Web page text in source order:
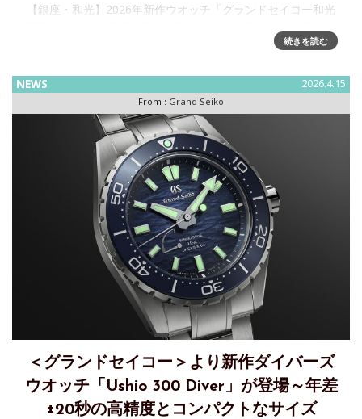
【銀座・和光】2026年新作ウオッチ「グランドセイコー和光
40作目の記念モデル株式会社 和光は、腕時計の本質を高い次
限定モデルを
続きを読む
NEWS 2026.4.15
From : Grand Seiko
＜グランドセイコー＞より新作ダイバーズ
ウオッチ「Ushio 300 Diver」が登場～年差
±20秒の高精度とコンパクトなサイズ